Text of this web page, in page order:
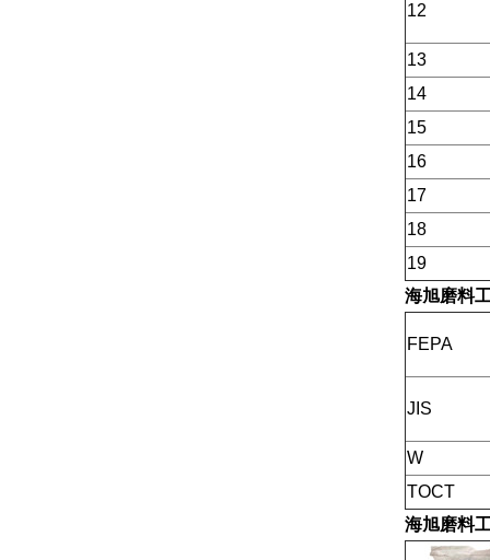
12
13
14
15
16
17
18
19
海旭磨料
FEPA
JIS
W
TOCT
海旭磨料